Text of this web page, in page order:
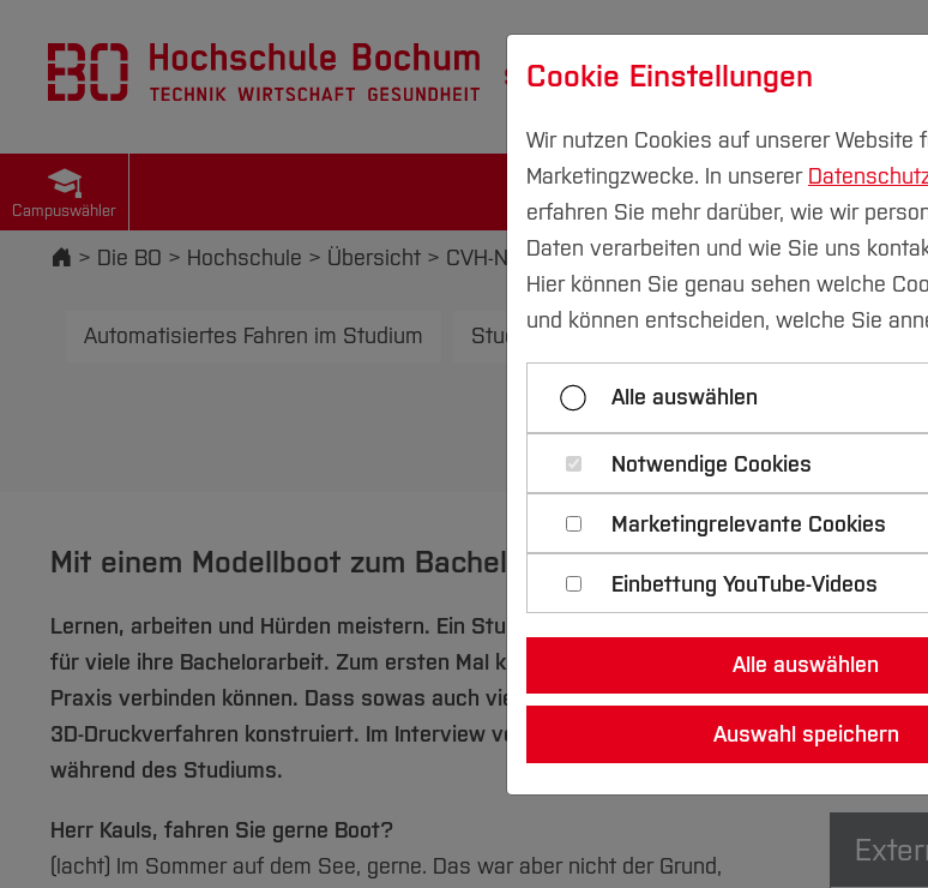
Studium Forschung & Transfer
Campuswähler
Campus Velbert/
Startseite
Die BO Hochschule Übersicht CVH-Newsletter Mai 2022 Ein Boot zum
Automatisiertes Fahren im Studium Studiengang Wirtschafts- und
Vollzeitstudium vs. kooperatives
Mit einem Modellboot zum Bachelorabschluss
Lernen, arbeiten und Hürden meistern. Ein Studium ist ein langer Weg mit der einen
für viele ihre Bachelorarbeit. Zum ersten Mal können Studierende hier ein Thema in der
Praxis verbinden können. Dass sowas auch viel Spaß machen kann, beweist Philipp
3D-Druckverfahren konstruiert. Im Interview verrät er, wie er zum Thema seiner Arbeit
während des Studiums.
Herr Kauls, fahren Sie gerne Boot?
(lacht) Im Sommer auf dem See, gerne. Das war aber nicht der Grund,
Cookie Einstellungen
Wir nutzen Cookies auf unserer Website
Marketingzwecke. In unserer
erfahren Sie mehr darüber, wie wir
Daten verarbeiten und wie Sie uns
Hier können Sie genau sehen welche
und können entscheiden, welche Sie
Alle auswählen
Notwendige Cookies
Marketingrelevante Cookies
Einbettung YouTube-Videos
Alle auswählen
Auswahl speichern